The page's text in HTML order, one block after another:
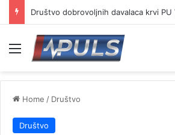
Menu
Home / Društvo
Društvo